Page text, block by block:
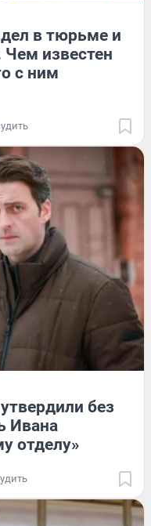
в тюрьме и
известен
с ним
без
Ивана
отделу»